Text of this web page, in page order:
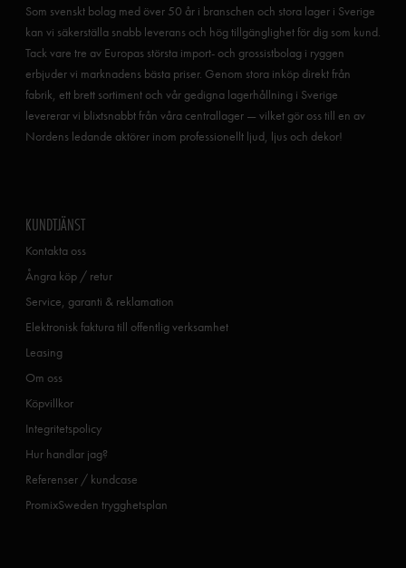
Som svenskt bolag med över 50 år i branschen och stora lager i Sverige
kan vi säkerställa snabb leverans och hög tillgänglighet för dig som kund.
Tack vare tre av Europas största import- och grossistbolag i ryggen
erbjuder vi marknadens bästa priser. Genom stora inköp direkt från
fabrik, ett brett sortiment och vår gedigna lagerhållning i Sverige
levererar vi blixtsnabbt från våra centrallager — vilket gör oss till en av
Nordens ledande aktörer inom professionellt ljud, ljus och dekor!
KUNDTJÄNST
Kontakta oss
Ångra köp / retur
Service, garanti & reklamation
Elektronisk faktura till offentlig verksamhet
Leasing
Om oss
Köpvillkor
Integritetspolicy
Hur handlar jag?
Referenser / kundcase
PromixSweden trygghetsplan